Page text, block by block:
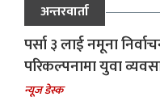
अन्तरवार्ता
पर्सा ३ लाई नमूना
परिकल्पनामा युवा
न्यूज डेस्क